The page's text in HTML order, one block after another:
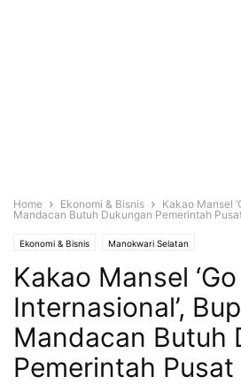
Home Ekonomi & Bisnis
Kakao Mansel
Mandacan Butuh Dukungan Pemerintah
Ekonomi & Bisnis Manokwari Selatan
Kakao Mansel ‘Go
Internasional’,
Mandacan Butuh
Pemerintah Pusat